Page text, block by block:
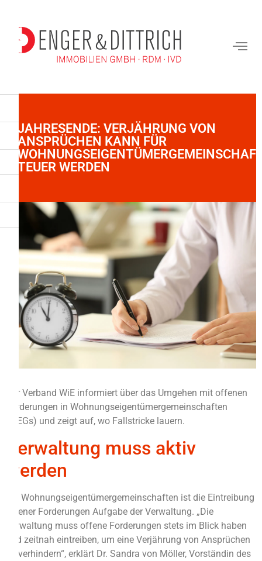
JAHRESENDE: VERJÄHRUNG VON
ANSPRÜCHEN KANN FÜR
TEUER WERDEN
Der Verband WiE informiert über das Umgehen mit offenen
Forderungen in Wohnungseigentümergemeinschaften
(WEGs) und zeigt auf, wo Fallstricke lauern.
Verwaltung muss aktiv
werden
Bei Wohnungseigentümergemeinschaften ist die Eintreibung
offener Forderungen Aufgabe der Verwaltung. „Die
Verwaltung muss offene Forderungen stets im Blick haben
und zeitnah eintreiben, um eine Verjährung von Ansprüchen
zu verhindern“, erklärt Dr. Sandra von Möller, Vorständin des